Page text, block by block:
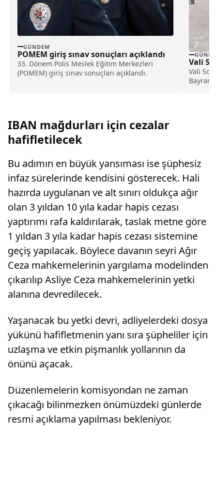
GÜNDEM
POMEM giriş sınav sonuçları açıklandı
33. Dönem Polis Meslek Eğitim Merkezleri
(POMEM) giriş sınav sonuçları açıklandı.
Vali
Vali
Bayram
IBAN mağdurları için cezalar
hafifletilecek
Bu adımın en büyük yansıması ise şüphesiz
infaz sürelerinde kendisini gösterecek. Hali
hazırda uygulanan ve alt sınırı oldukça ağır
olan 3 yıldan 10 yıla kadar hapis cezası
yaptırımı rafa kaldırılarak, taslak metne göre
1 yıldan 3 yıla kadar hapis cezası sistemine
geçiş yapılacak. Böylece davanın seyri Ağır
Ceza mahkemelerinin yargılama modelinden
çıkarılıp Asliye Ceza mahkemelerinin yetki
alanına devredilecek.
Yaşanacak bu yetki devri, adliyelerdeki dosya
yükünü hafifletmenin yanı sıra şüpheliler için
uzlaşma ve etkin pişmanlık yollarının da
önünü açacak.
Düzenlemelerin komisyondan ne zaman
çıkacağı bilinmezken önümüzdeki günlerde
resmi açıklama yapılması bekleniyor.